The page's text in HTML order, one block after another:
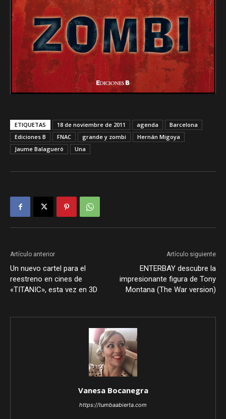
ETIQUETAS 18 de noviembre de 2011 agenda
Barcelona
Ediciones B
FNAC grande y zombi
Hernán Migoya
Jaume Balagueró
Una
Artículo anterior
Un nuevo cartel para el
reestreno en cines de
«TITANIC», esta vez en 3D
Artículo siguiente
ENTERBAY descubre la
impresionante figura de Tony
Montana (The War version)
Vanesa Bocanegra
https://tumbaabierta.com